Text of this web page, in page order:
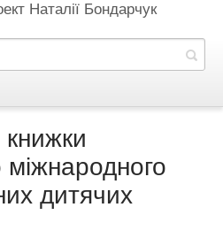
Наталії Бондарчук
книжки
дитячих